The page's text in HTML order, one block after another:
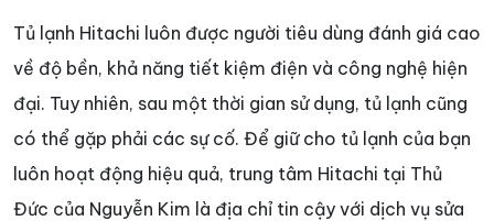
Tủ lạnh Hitachi luôn được người tiêu dùng đánh giá cao
về độ bền, khả năng tiết kiệm điện và công nghệ hiện
đại. Tuy nhiên, sau một thời gian sử dụng, tủ lạnh cũng
có thể gặp phải các sự cố. Để giữ cho tủ lạnh của bạn
luôn hoạt động hiệu quả, trung tâm Hitachi tại Thủ
Đức của Nguyễn Kim là địa chỉ tin cậy với dịch vụ sửa